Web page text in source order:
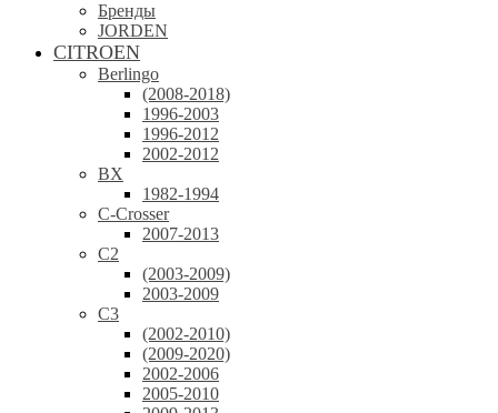
Бренды
JORDEN
CITROEN
Berlingo
(2008-2018)
1996-2003
1996-2012
2002-2012
BX
1982-1994
C-Crosser
2007-2013
C2
(2003-2009)
2003-2009
C3
(2002-2010)
(2009-2020)
2002-2006
2005-2010